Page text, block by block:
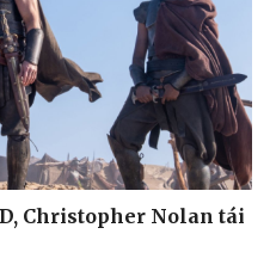
Christopher Nolan tái